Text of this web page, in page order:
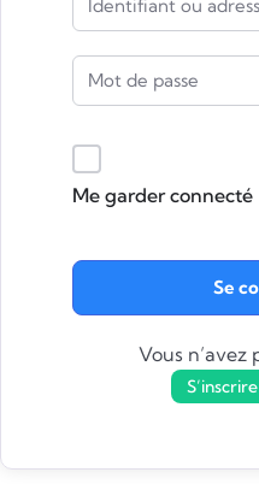
Me garder connecté
Se
Vous n’avez